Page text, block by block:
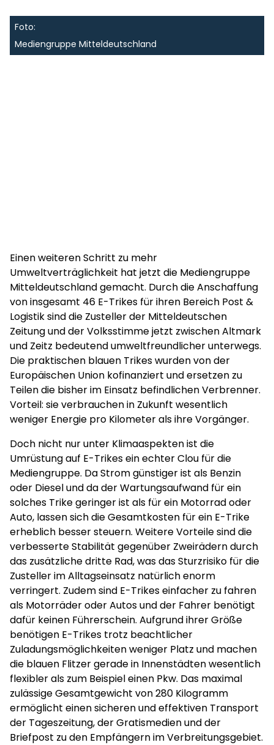
Foto:
Mediengruppe Mitteldeutschland
Einen weiteren Schritt zu mehr
Umweltverträglichkeit hat jetzt die Mediengruppe
Mitteldeutschland gemacht. Durch die Anschaffung
von insgesamt 46 E-Trikes für ihren Bereich Post &
Logistik sind die Zusteller der Mitteldeutschen
Zeitung und der Volksstimme jetzt zwischen Altmark
und Zeitz bedeutend umweltfreundlicher unterwegs.
Die praktischen blauen Trikes wurden von der
Europäischen Union kofinanziert und ersetzen zu
Teilen die bisher im Einsatz befindlichen Verbrenner.
Vorteil: sie verbrauchen in Zukunft wesentlich
weniger Energie pro Kilometer als ihre Vorgänger.
Doch nicht nur unter Klimaaspekten ist die
Umrüstung auf E-Trikes ein echter Clou für die
Mediengruppe. Da Strom günstiger ist als Benzin
oder Diesel und da der Wartungsaufwand für ein
solches Trike geringer ist als für ein Motorrad oder
Auto, lassen sich die Gesamtkosten für ein E-Trike
erheblich besser steuern. Weitere Vorteile sind die
verbesserte Stabilität gegenüber Zweirädern durch
das zusätzliche dritte Rad, was das Sturzrisiko für die
Zusteller im Alltagseinsatz natürlich enorm
verringert. Zudem sind E-Trikes einfacher zu fahren
als Motorräder oder Autos und der Fahrer benötigt
dafür keinen Führerschein. Aufgrund ihrer Größe
benötigen E-Trikes trotz beachtlicher
Zuladungsmöglichkeiten weniger Platz und machen
die blauen Flitzer gerade in Innenstädten wesentlich
flexibler als zum Beispiel einen Pkw. Das maximal
zulässige Gesamtgewicht von 280 Kilogramm
ermöglicht einen sicheren und effektiven Transport
der Tageszeitung, der Gratismedien und der
Briefpost zu den Empfängern im Verbreitungsgebiet.